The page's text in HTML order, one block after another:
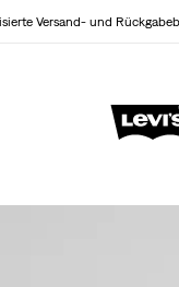
Versand- und
Bis zu 50% Rabatt + 10% extra*